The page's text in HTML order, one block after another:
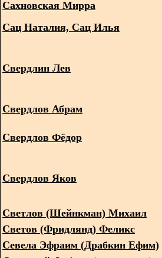
Сахновская Мирра
Сац Наталия, Сац Илья
Свердлин Лев
Свердлов Абрам
Свердлов Фёдор
Свердлов Яков
Светлов (Шейнкман) Михаил
Светов (Фридлянд) Феликс
Севела Эфраим (Драбкин Ефим)